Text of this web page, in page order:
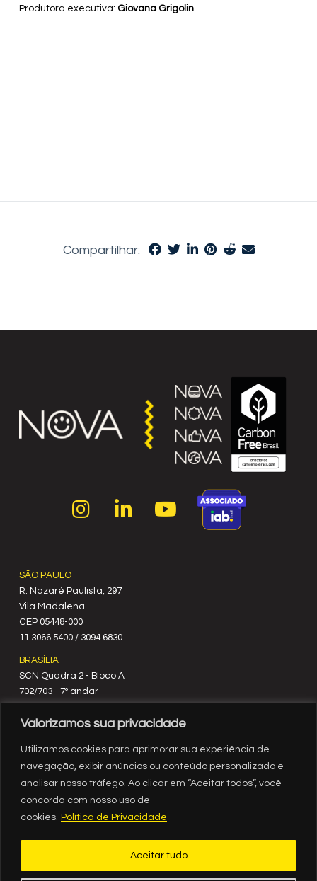
Valorizamos sua privacidade
Utilizamos cookies para aprimorar sua experiência de
navegação, exibir anúncios ou conteúdo personalizado e
analisar nosso tráfego. Ao clicar em “Aceitar todos”, você
concorda com nosso uso de
cookies. Política de Privacidade
Aceitar tudo
Produtora executiva: Giovana Grigolin
Compartilhar:
SÃO PAULO
R. Nazaré Paulista, 297
Vila Madalena
C‍EP 05448-000
11 3066.5400 / 3094.6830
BRASÍLIA
SCN Quadra 2 - Bloco A
702/703 - 7º andar
61 3329.8200
RIO DE JANEIRO
Rua México, nº 3
21 3554.1720
Av. Governador Agamenon Magalhães, 2939, sala 1308, ed.
Internacional Business Center, Espinheiro, Recife - PE